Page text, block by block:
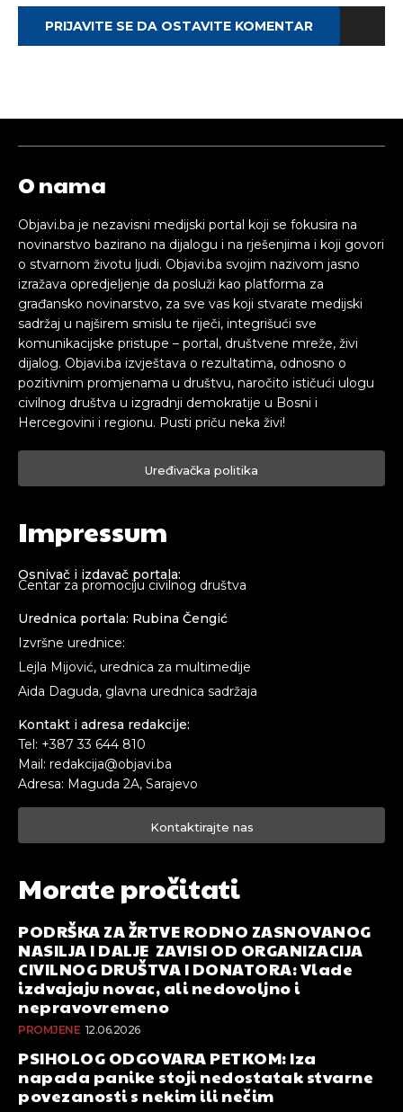
PRIJAVITE SE DA OSTAVITE KOMENTAR
O nama
Objavi.ba je nezavisni medijski portal koji se fokusira na
novinarstvo bazirano na dijalogu i na rješenjima i koji govori
o stvarnom životu ljudi. Objavi.ba svojim nazivom jasno
izražava opredjeljenje da posluži kao platforma za
građansko novinarstvo, za sve vas koji stvarate medijski
sadržaj u najširem smislu te riječi, integrišući sve
komunikacijske pristupe – portal, društvene mreže, živi
dijalog. Objavi.ba izvještava o rezultatima, odnosno o
pozitivnim promjenama u društvu, naročito ističući ulogu
civilnog društva u izgradnji demokratije u Bosni i
Hercegovini i regionu. Pusti priču neka živi!
Uređivačka politika
Impressum
Osnivač i izdavač portala:
Centar za promociju civilnog društva
Urednica portala: Rubina Čengić
Izvršne urednice:
Lejla Mijović, urednica za multimedije
Aida Daguda, glavna urednica sadržaja
Kontakt i adresa redakcije:
Tel: +387 33 644 810
Mail: redakcija@objavi.ba
Adresa: Maguda 2A, Sarajevo
Kontaktirajte nas
Morate pročitati
PODRŠKA ZA ŽRTVE RODNO ZASNOVANOG
NASILJA I DALJE ZAVISI OD ORGANIZACIJA
CIVILNOG DRUŠTVA I DONATORA: Vlade
izdvajaju novac, ali nedovoljno i
nepravovremeno
PROMJENE 12.06.2026
PSIHOLOG ODGOVARA PETKOM: Iza
napada panike stoji nedostatak stvarne
povezanosti s nekim ili nečim